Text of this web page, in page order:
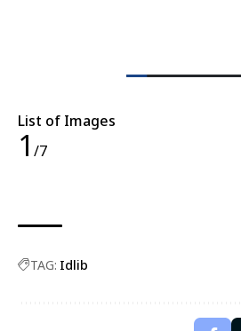
List of Images
1 /7
TAG: Idlib